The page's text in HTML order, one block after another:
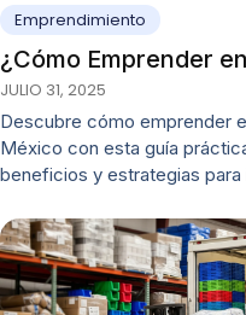
Emprendimiento
¿Cómo Emprender
JULIO 31, 2025
Descubre cómo emprender
México con esta guía
beneficios y estrategias